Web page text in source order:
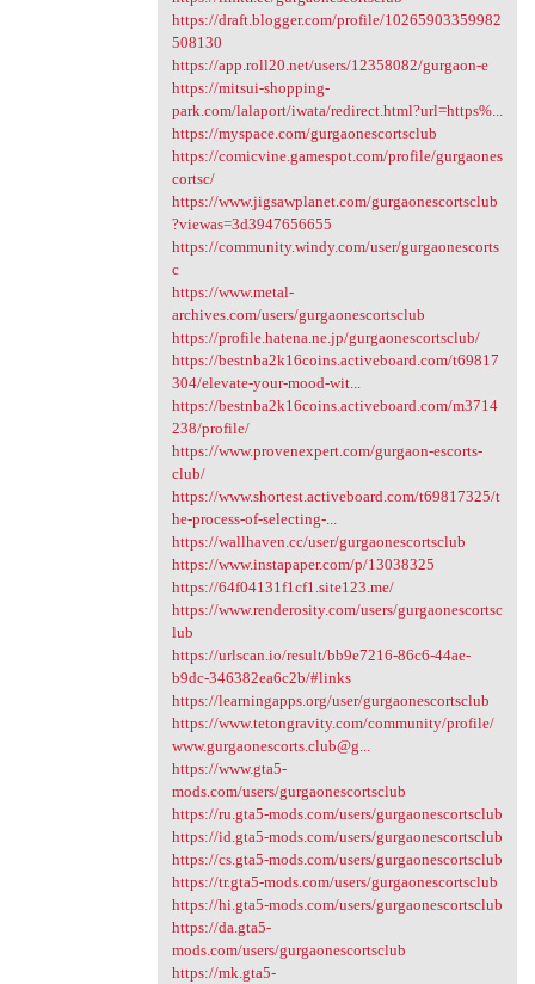
https://draft.blogger.com/profile/10265903359982
508130
https://app.roll20.net/users/12358082/gurgaon-e
https://mitsui-shopping-
park.com/lalaport/iwata/redirect.html?url=https%...
https://myspace.com/gurgaonescortsclub
https://comicvine.gamespot.com/profile/gurgaones
cortsc/
https://www.jigsawplanet.com/gurgaonescortsclub
?viewas=3d3947656655
https://community.windy.com/user/gurgaonescorts
c
https://www.metal-
archives.com/users/gurgaonescortsclub
https://profile.hatena.ne.jp/gurgaonescortsclub/
https://bestnba2k16coins.activeboard.com/t69817
304/elevate-your-mood-wit...
https://bestnba2k16coins.activeboard.com/m3714
238/profile/
https://www.provenexpert.com/gurgaon-escorts-
club/
https://www.shortest.activeboard.com/t69817325/t
he-process-of-selecting-...
https://wallhaven.cc/user/gurgaonescortsclub
https://www.instapaper.com/p/13038325
https://64f04131f1cf1.site123.me/
https://www.renderosity.com/users/gurgaonescortsc
lub
https://urlscan.io/result/bb9e7216-86c6-44ae-
b9dc-346382ea6c2b/#links
https://learningapps.org/user/gurgaonescortsclub
https://www.tetongravity.com/community/profile/
www.gurgaonescorts.club@g...
https://www.gta5-
mods.com/users/gurgaonescortsclub
https://ru.gta5-mods.com/users/gurgaonescortsclub
https://id.gta5-mods.com/users/gurgaonescortsclub
https://cs.gta5-mods.com/users/gurgaonescortsclub
https://tr.gta5-mods.com/users/gurgaonescortsclub
https://hi.gta5-mods.com/users/gurgaonescortsclub
https://da.gta5-
mods.com/users/gurgaonescortsclub
https://mk.gta5-